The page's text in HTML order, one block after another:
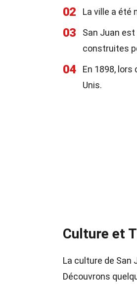
02 La ville a été
03
San Juan
construites
04
En 1898,
Unis.
Culture et
La culture de San
Découvrons